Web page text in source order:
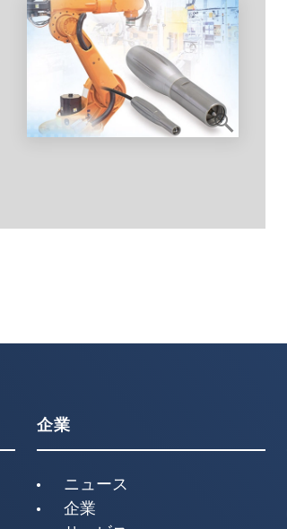
企業
ニュース
企業